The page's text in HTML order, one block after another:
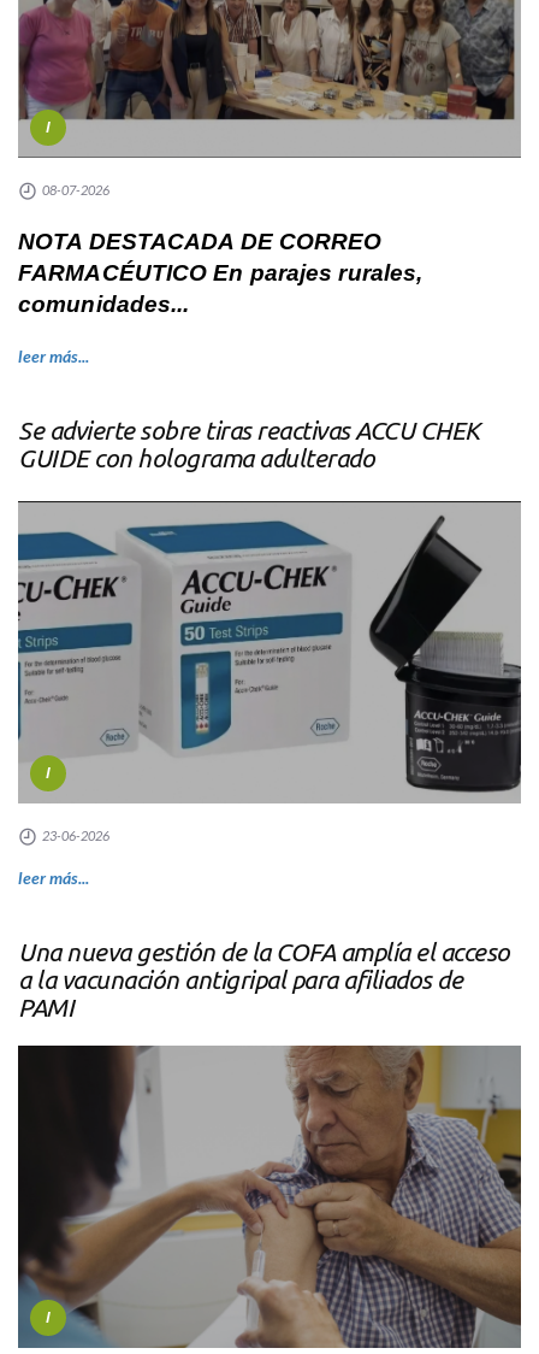
I
08-07-2026
NOTA DESTACADA DE CORREO
FARMACÉUTICO En parajes rurales,
comunidades...
leer más...
Se advierte sobre tiras reactivas ACCU CHEK
GUIDE con holograma adulterado
I
23-06-2026
leer más...
Una nueva gestión de la COFA amplía el acceso
a la vacunación antigripal para afiliados de
PAMI
I